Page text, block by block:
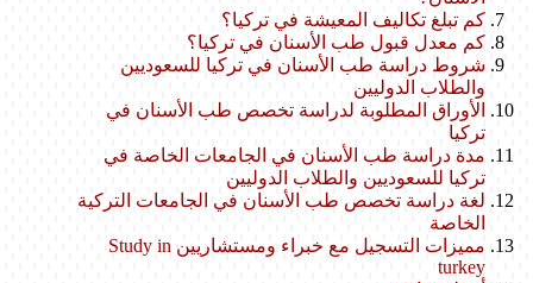
كم تبلغ تكاليف المعيشة في تركيا؟
كم معدل قبول طب الأسنان في تركيا؟
شروط دراسة طب الأسنان في تركيا للسعوديين
والطلاب الدوليين
الأوراق المطلوبة لدراسة تخصص طب الأسنان في
تركيا
مدة دراسة طب الأسنان في الجامعات الخاصة في
تركيا للسعوديين والطلاب الدوليين
لغة دراسة تخصص طب الأسنان في الجامعات التركية
الخاصة
مميزات التسجيل مع خبراء ومستشاريين Study in
turkey